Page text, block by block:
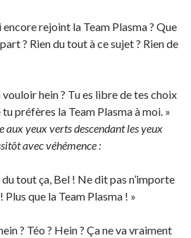
encore rejoint la Team Plasma ? Que
? Rien du tout à ce sujet ? Rien de
vouloir hein ? Tu es libre de tes choix
préfères la Team Plasma à moi. »
aux yeux verts descendant les yeux
avec véhémence :
du tout ça, Bel ! Ne dit pas n’importe
Plus que la Team Plasma ! »
? Téo ? Hein ? Ça ne va vraiment